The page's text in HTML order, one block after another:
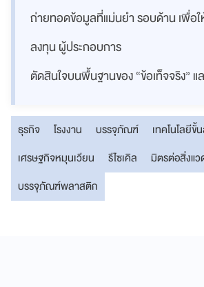
ถ่ายทอดข้อมูลที่แม่นยำ รอบด้าน เพื่อ
ลงทุน ผู้ประกอบการ
ตัดสินใจบนพื้นฐานของ “ข้อเท็จจริง” แ
ธุรกิจ โรงงาน บรรจุภัณฑ์
เทคโนโลยีขั้
เศรษฐกิจหมุนเวียน
รีไซเคิล
มิตรต่อสิ่งแ
บรรจุภัณฑ์พลาสติก